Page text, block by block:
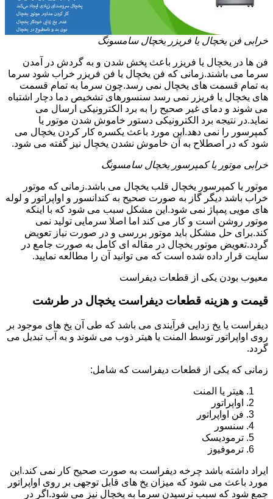
خرابی فن یخچال یا فریزر یخچال سامسونگ
فن ها در یخچال یا فریزر باعث پخش شدن و به گردش در آمدن
سرما می باشند.زمانی که فن یخچال یا فن فریزر خراب شود سرما
به تمام قسمت های یخچال نمی رسد.چون سرما به تمام قسمت
های یخچال یا فریزر نمی رسد سنسورهای تشخیص دما دچار اشتباه
می شوند و دمای غیر صحیح را به برد الکترونیکی ارسال می
نماید.در نتیجه برد الکترونیکی دستور خاموش شدن موتور یا
کمپرسور را نمی دهد.این مورد باعث یکسره کار کردن یخچال می
شود که در اصطلاح به آن خاموش نشدن یخچال نیز گفته می شود.
خرابی موتور یا کمپرسور یخچال سامسونگ
موتور یا کمپرسور یخچال قلب یخچال می باشد.زمانی که موتور
خراب باشد دیگر گاز به صورت صحیح به کندانسور و اواپراتور و لوله
های مویی پمپاژ نمی شود.این مشکل سبب می شود که با اینکه
موتور روشن است و کار می کند اما اصلا سرمایی تولید نمی
کند.برای حل مشکل باید موتور بررسی و در صورت نیاز تعویض
گردد.تعویض موتور یخچال در مقاله ای کامل به صورت جامع در
سایت قرار داده شده است که می توانید آن را مطالعه نمایید.
معیوب بودن یکی از قطعات دیفراست
قیمت و هزینه قطعات دیفراست یخچال در طرشت
دیفراست یا یخ زدایی فرآیندی می باشد که طی آن یخ های موجود بر
روی اواپراتور توسط المنت یا هیتر ذوب می شوند و به آب تبدیل می
گردد.
زمانی که یکی از قطعات دیفراست که شامل:
هیتر یا المنت
اواپراتور
فن اواپراتور
سنسور
ترمودیسک
ترموفیوز
ایراد داشته باشد چرخه دیفراست به صورت صحیح کار نمی کند.این
مورد باعث می شود که میزان یخ های قابل توجهی بر روی اواپراتور
جمع شود که سبب نرسیدن سرما به یخچال نیز می شود.اگر در